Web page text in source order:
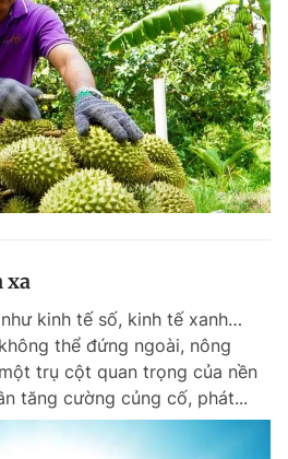
xa
kinh tế số, kinh tế xanh…
thể đứng ngoài, nông
trụ cột quan trọng của nền
tăng cường củng cố, phát...